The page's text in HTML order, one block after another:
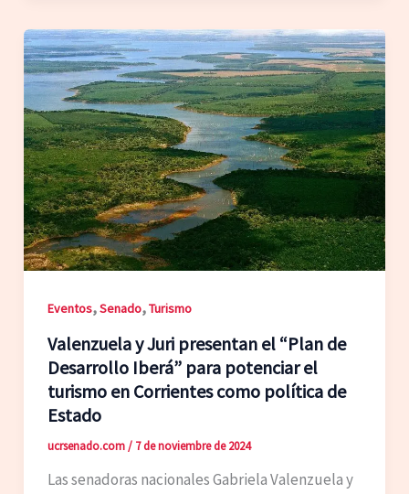
Eventos,Senado,Turismo
Valenzuela y Juri presentan el “Plan de
Desarrollo Iberá” para potenciar el
turismo en Corrientes como política de
Estado
ucrsenado.com/ 7 de noviembre de 2024
Las senadoras nacionales Gabriela Valenzuela y